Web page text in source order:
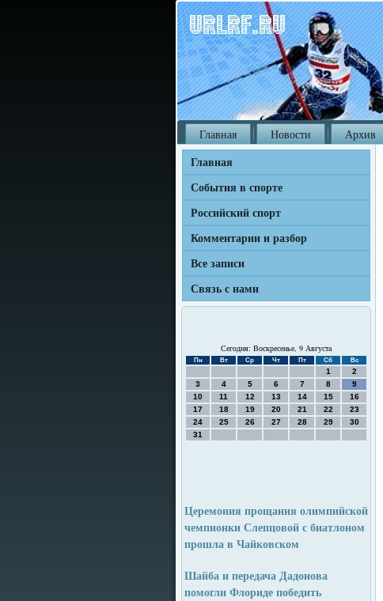
Главная Новости Архив
Главная
События в спорте
Российский спорт
Комментарии и разбор
Все записи
Связь с нами
Сегодня: Воскресенье, 9 Августа
Пн Вт Ср Чт Пт Сб Вс
1
2
3
4 5 6 7 8
9
10
11 12 13 14 15
16
17
18 19 20 21 22
23
24
25 26 27 28 29
30
31
Церемония прощания олимпийской
чемпионки Слепцовой с биатлоном
прошла в Чайковском
Шайба и передача Дадонова
помогли Флориде победить